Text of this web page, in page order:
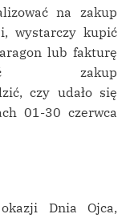
na zakup
wystarczy kupić
lub fakturę
zakup
czy udało się
01-30 czerwca
Dnia Ojca,